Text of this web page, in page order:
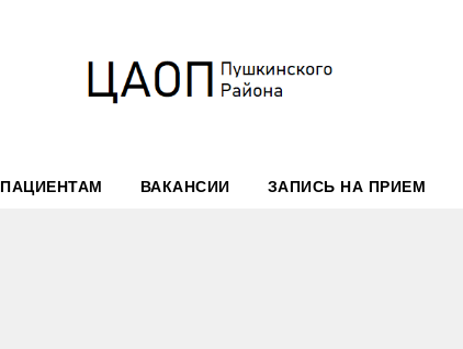
ПАЦИЕНТАМ ВАКАНСИИ ЗАПИСЬ НА ПРИЕМ